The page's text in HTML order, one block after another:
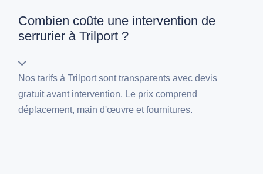
Combien coûte une intervention de
serrurier à Trilport ?
Nos tarifs à Trilport sont transparents avec devis
gratuit avant intervention. Le prix comprend
déplacement, main d'œuvre et fournitures.